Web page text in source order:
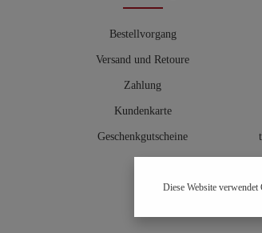
Bestellvorgang
Versand und Retoure
Zahlung
Kundenkarte
Geschenkgutscheine
Diese Website verwendet